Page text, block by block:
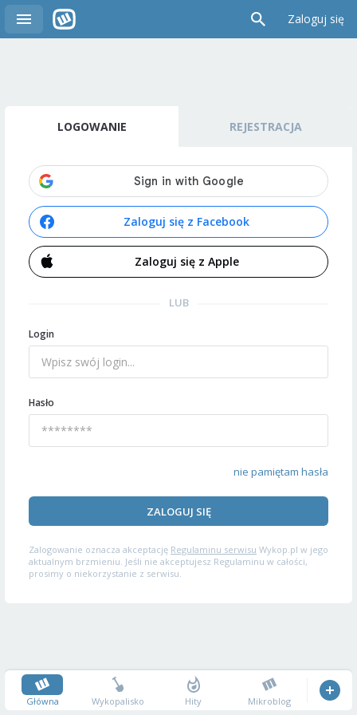
Zaloguj się
LOGOWANIE REJESTRACJA
Zaloguj się z Facebook
Zaloguj się z Apple
LUB
Login
Hasło
nie pamiętam hasła
ZALOGUJ SIĘ
Zalogowanie oznacza akceptację Regulaminu serwisu Wykop.pl w jego
aktualnym brzmieniu. Jeśli nie akceptujesz Regulaminu w całości,
prosimy o niekorzystanie z serwisu.
Główna Wykopalisko Hity Mikroblog